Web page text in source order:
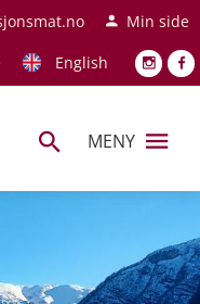
Min side
English
MENY